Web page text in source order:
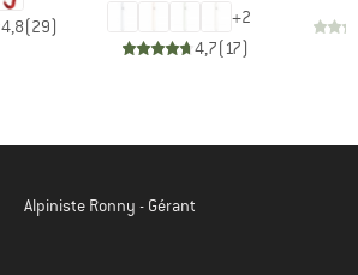
4,8(29) +2
4,7(17)
Alpiniste Ronny - Gérant